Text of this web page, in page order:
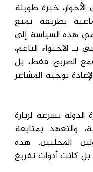
خبرة طويلة
بطريقة تمنع
هذه السياسة إلى
الاحتواء الناعم،
الصريح فقط، بل
توجيه المشاعر
بسرعة لزيارة
والتعهد بمتابعة
المحليين. هذه
بل كانت أدوات تفريغ